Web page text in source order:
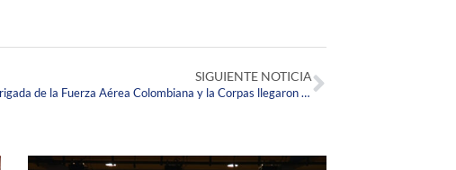
SIGUIENTE NOTICIA
Salud con alas y corazón: la brigada de la Fuerza Aérea Colombiana y la Corpas llegaron a La Guajira